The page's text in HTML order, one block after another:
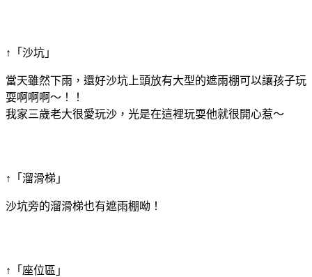
↑「沙坑」
當天雖然下雨，還好沙坑上頭放有大型的遮雨棚可以讓孩子玩
耍啊啊啊～！！
我家三歲老大很愛玩沙，光是在這裡玩耍他就很開心惹～
↑「溜滑梯」
沙坑旁的溜滑梯也有遮雨棚呦！
↑「座位區」